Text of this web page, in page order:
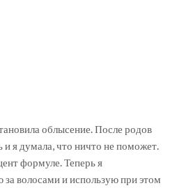
облысение. После родов
и я думала, что ничто не поможет.
формуле. Теперь я
волосами и использую при этом